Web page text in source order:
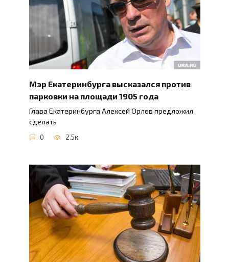
Мэр Екатеринбурга высказался против
парковки на площади 1905 года
Глава Екатеринбурга Алексей Орлов предложил
сделать
0 2.5к.